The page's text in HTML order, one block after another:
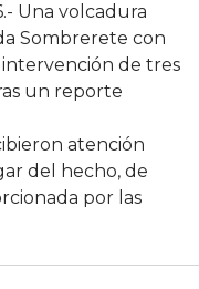
Una volcadura
Sombrerete con
de tres
un reporte
atención
del hecho, de
por las